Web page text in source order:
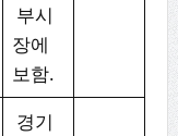
부시
장에
보함.
경기